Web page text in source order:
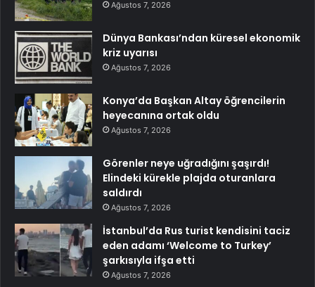
Ağustos 7, 2026
Dünya Bankası’ndan küresel ekonomik
kriz uyarısı
Ağustos 7, 2026
Konya’da Başkan Altay öğrencilerin
heyecanına ortak oldu
Ağustos 7, 2026
Görenler neye uğradığını şaşırdı!
Elindeki kürekle plajda oturanlara
saldırdı
Ağustos 7, 2026
İstanbul’da Rus turist kendisini taciz
eden adamı ‘Welcome to Turkey’
şarkısıyla ifşa etti
Ağustos 7, 2026